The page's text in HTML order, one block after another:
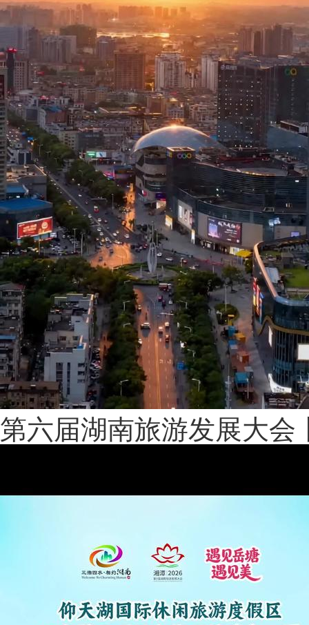
第六届湖南旅游发展大会